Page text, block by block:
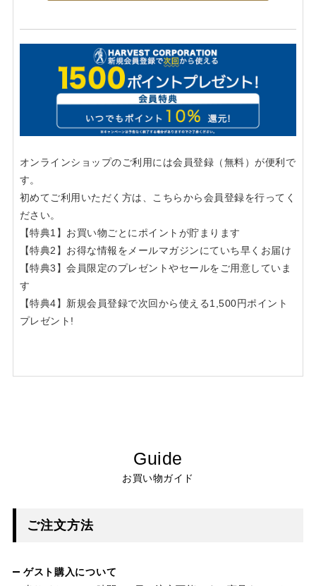
オンラインショップのご利用には会員登録（無料）が便利で
す。
初めてご利用いただく方は、こちらから会員登録を行ってく
ださい。
【特典1】お買い物ごとにポイントが貯まります
【特典2】お得な情報をメールマガジンにていち早くお届け
【特典3】会員限定のプレゼントやセールをご用意していま
す
【特典4】新規会員登録で次回から使える1,500円ポイント
プレゼント!
Guide
お買い物ガイド
ご注文方法
ゲスト購入について